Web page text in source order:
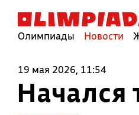
Олимпиады Новости
19 мая 2026, 11:54
Начался